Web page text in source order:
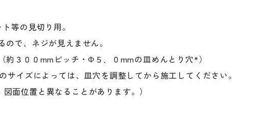
等の見切り用。
で、ネジが見えません。
３００mmピッチ・Φ５．０mmの皿めんとり穴*）
イズによっては、皿穴を調整してから施工してください。
面位置と異なることがあります。）